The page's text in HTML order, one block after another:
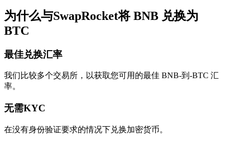
为什么与SwapRocket将 BNB 兑换为
BTC
最佳兑换汇率
我们比较多个交易所，以获取您可用的最佳 BNB-到-BTC 汇
率。
无需KYC
在没有身份验证要求的情况下兑换加密货币。